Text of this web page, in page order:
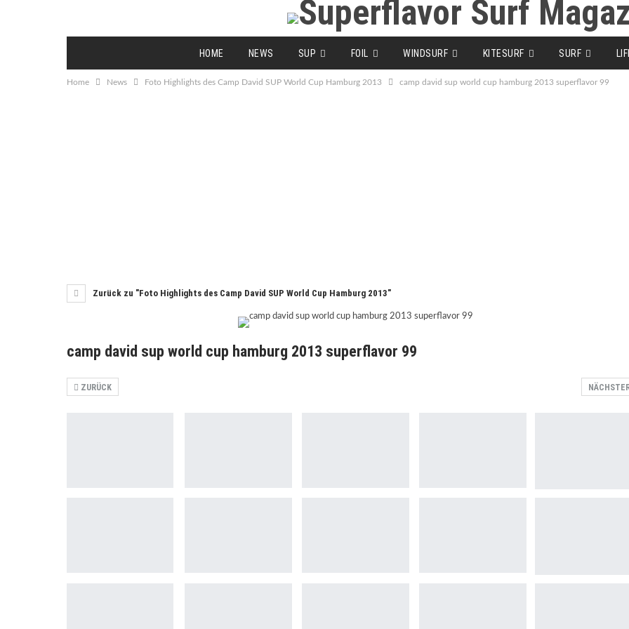
HOME NEWS SUP FOIL WINDSURF KITESURF SURF
Home News Foto Highlights des Camp David SUP World Cup Hamburg 2013 camp david sup world cup hamburg 2013 superflavor 99
Zurück zu "Foto Highlights des Camp David SUP World Cup Hamburg 2013"
camp david sup world cup hamburg 2013 superflavor 99
ZURÜCK